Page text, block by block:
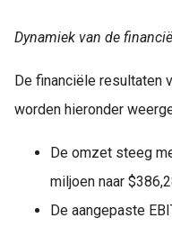
Dynamiek van de
De financiële resultaten
worden hieronder
De omzet steeg
miljoen naar
De aangepaste